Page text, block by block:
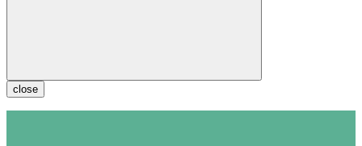
close